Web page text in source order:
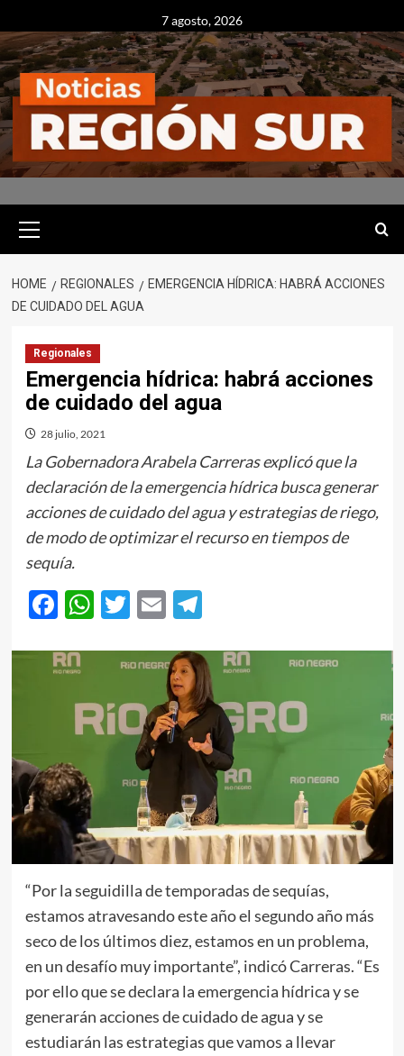
to
content
7 agosto, 2026
Menu
HOME REGIONALES
EMERGENCIA HÍDRICA: HABRÁ ACCIONES
DE CUIDADO DEL AGUA
Regionales
Emergencia hídrica: habrá acciones
de cuidado del agua
28 julio, 2021
La Gobernadora Arabela Carreras explicó que la
declaración de la emergencia hídrica busca generar
acciones de cuidado del agua y estrategias de riego,
de modo de optimizar el recurso en tiempos de
sequía.
Facebook
WhatsApp
Twitter
EmailTelegram
“Por la seguidilla de temporadas de sequías,
estamos atravesando este año el segundo año más
seco de los últimos diez, estamos en un problema,
en un desafío muy importante”, indicó Carreras. “Es
por ello que se declara la emergencia hídrica y se
generarán acciones de cuidado de agua y se
estudiarán las estrategias que vamos a llevar